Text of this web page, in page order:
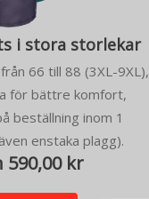
i stora storlekar
66 till 88 (3XL-9XL),
för bättre komfort,
beställning inom 1
enstaka plagg).
590,00 kr